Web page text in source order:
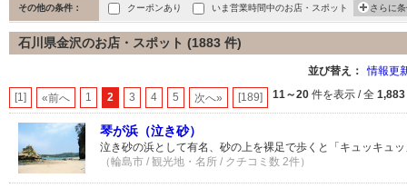
その他の条件： クーポンあり いま営業時間中のお店・スポット さらに
石川県金沢のお店・スポット (1883 件)
並び替え： 情報更
[1] «前へ 1 2 3 4 5 次へ» [189] 11～20 件を表示 / 全 1,883
琴が浜（泣き砂）
泣き砂の浜として有名、砂の上を裸足で歩くと「キュッキュ
（輪島市 / 観光地・名所 / クチコミ数 2件）